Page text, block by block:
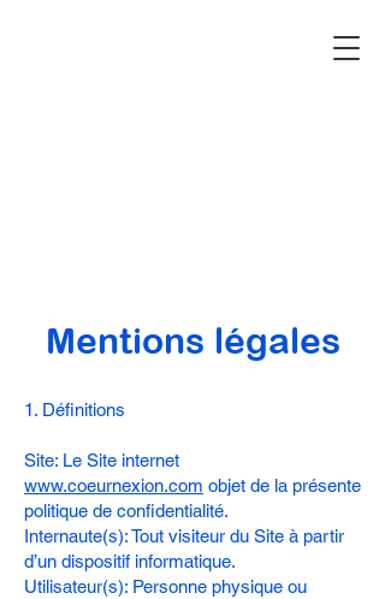
Mentions légales
1. Définitions
Site: Le Site internet
www.coeurnexion.com objet de la présente
politique de confidentialité.
Internaute(s): Tout visiteur du Site à partir
d’un dispositif informatique.
Utilisateur(s): Personne physique ou